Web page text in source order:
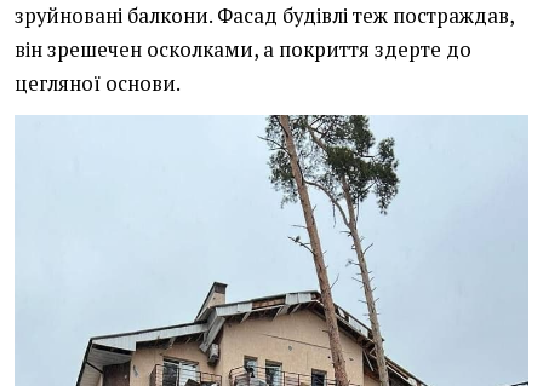
зруйновані балкони. Фасад будівлі теж постраждав,
він зрешечен осколками, а покриття здерте до
цегляної основи.